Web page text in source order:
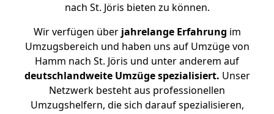
nach St. Jöris bieten zu können.
Wir verfügen überjahrelange Erfahrung im
Umzugsbereich und haben uns auf Umzüge von
Hamm nach St. Jöris und unter anderem auf
deutschlandweite Umzüge spezialisiert. Unser
Netzwerk besteht aus professionellen
Umzugshelfern, die sich darauf spezialisieren,